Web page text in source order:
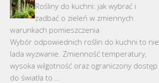
Rośliny do kuchni: jak wybrać i
zadbać o zieleń w zmiennych
warunkach pomieszczenia
Wybór odpowiednich roślin do kuchni to nie
lada wyzwanie. Zmienność temperatury,
wysoka wilgotność oraz ograniczony dostęp
do światła to …